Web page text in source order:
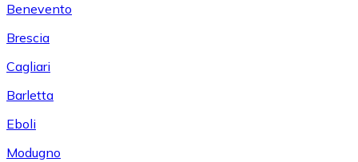
Benevento
Brescia
Cagliari
Barletta
Eboli
Modugno